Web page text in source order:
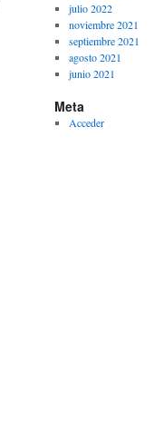
julio 2022
noviembre 2021
septiembre 2021
agosto 2021
junio 2021
Meta
Acceder